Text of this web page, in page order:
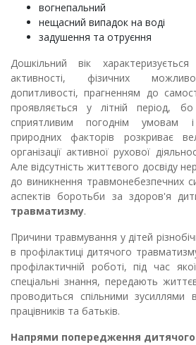
вогнепальний
нещасний випадок на воді
задушення та отруєння
Дошкільний вік
активності, фізичних
допитливості, прагненням до
проявляється у літній період,
сприятливим погоднім умовам
природних факторів розкриває
організації активної рухової
Але відсутність життєвого досвіду
до виникнення травмонебезпечних
аспектів боротьби за здоров'я
травматизму.
Причини травмування у дітей
в профілактиці дитячого
профілактичній роботі, під час
спеціальні знання, передають
проводиться спільними зусиллями
працівників та батьків.
Напрями попередження